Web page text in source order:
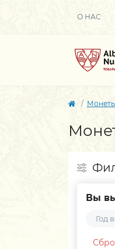
О НАС
Вы
Год